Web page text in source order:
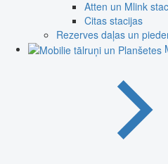
Atten un Mlink
Citas stacijas
Rezerves daļas un